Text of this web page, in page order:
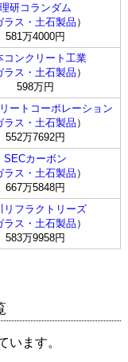
理研コランダム
ラス・土石製品 ）
581万4000円
コンクリート工業
ラス・土石製品 ）
598万円
ートコーポレーション
ラス・土石製品 ）
552万7692円
SECカーボン
ラス・土石製品 ）
667万5848円
リフラクトリーズ
ラス・土石製品 ）
583万9958円
います。